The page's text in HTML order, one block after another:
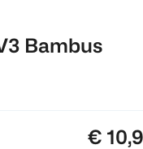
Bambus
Preis:
€